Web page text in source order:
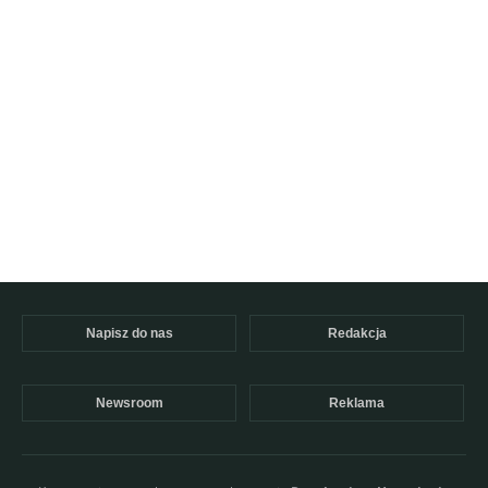
Napisz do nas Redakcja
Newsroom Reklama